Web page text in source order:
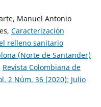
Manuel Antonio
Caracterización
relleno sanitario
(Norte de Santander)
Revista Colombiana de
2 Núm. 36 (2020): Julio